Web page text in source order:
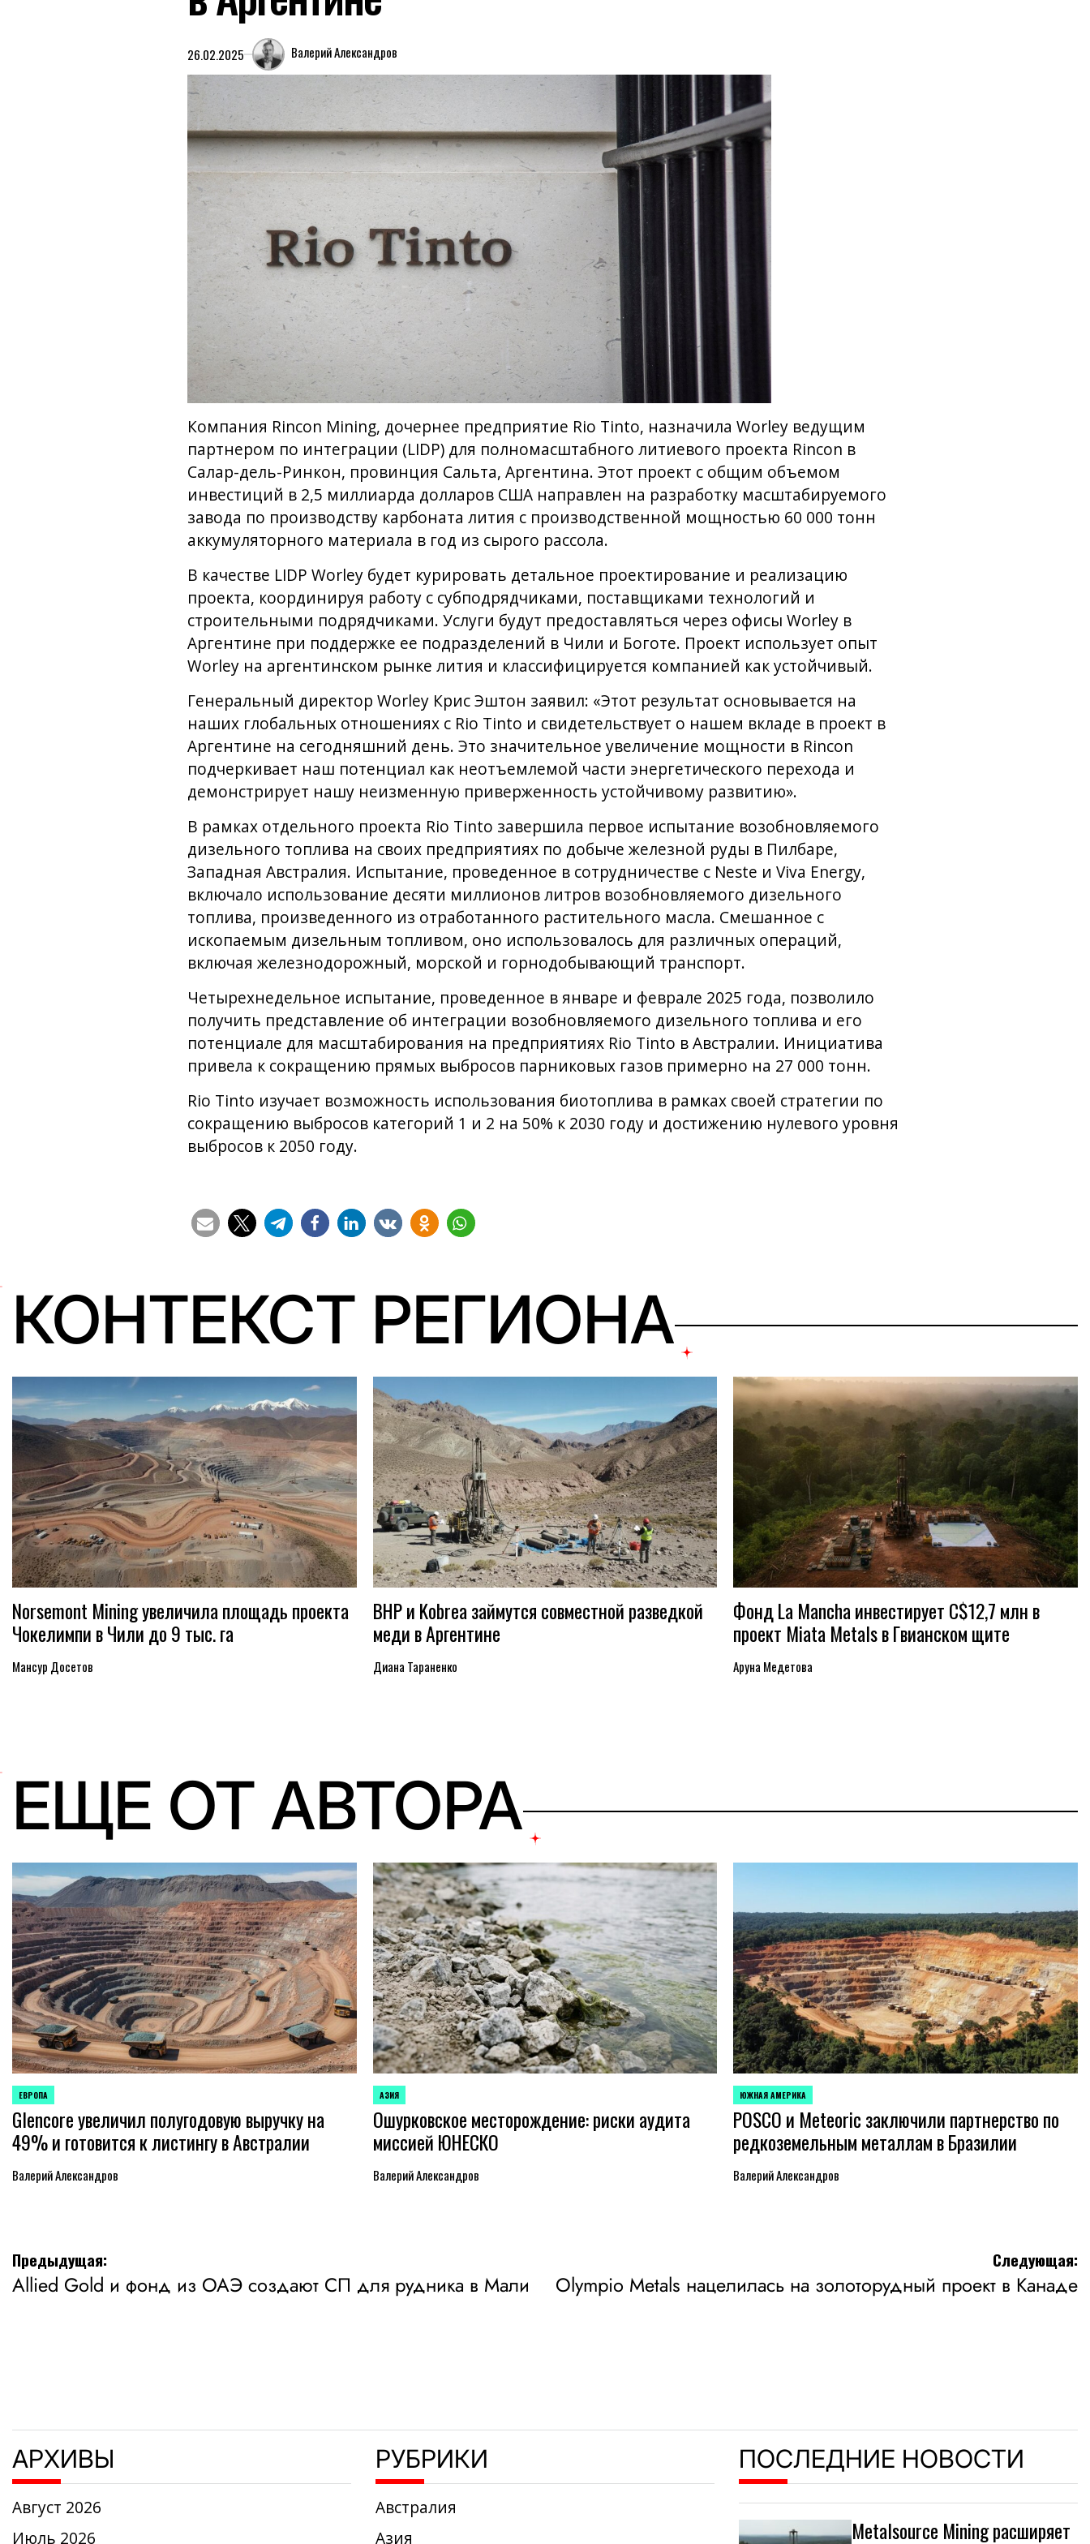
26.02.2025 Валерий Александров
Компания Rincon Mining, дочернее предприятие Rio Tinto, назначила Worley ведущим
партнером по интеграции (LIDP) для полномасштабного литиевого проекта Rincon в
Салар-дель-Ринкон, провинция Сальта, Аргентина. Этот проект с общим объемом
инвестиций в 2,5 миллиарда долларов США направлен на разработку масштабируемого
завода по производству карбоната лития с производственной мощностью 60 000 тонн
аккумуляторного материала в год из сырого рассола.
В качестве LIDP Worley будет курировать детальное проектирование и реализацию
проекта, координируя работу с субподрядчиками, поставщиками технологий и
строительными подрядчиками. Услуги будут предоставляться через офисы Worley в
Аргентине при поддержке ее подразделений в Чили и Боготе. Проект использует опыт
Worley на аргентинском рынке лития и классифицируется компанией как устойчивый.
Генеральный директор Worley Крис Эштон заявил: «Этот результат основывается на
наших глобальных отношениях с Rio Tinto и свидетельствует о нашем вкладе в проект в
Аргентине на сегодняшний день. Это значительное увеличение мощности в Rincon
подчеркивает наш потенциал как неотъемлемой части энергетического перехода и
демонстрирует нашу неизменную приверженность устойчивому развитию».
В рамках отдельного проекта Rio Tinto завершила первое испытание возобновляемого
дизельного топлива на своих предприятиях по добыче железной руды в Пилбаре,
Западная Австралия. Испытание, проведенное в сотрудничестве с Neste и Viva Energy,
включало использование десяти миллионов литров возобновляемого дизельного
топлива, произведенного из отработанного растительного масла. Смешанное с
ископаемым дизельным топливом, оно использовалось для различных операций,
включая железнодорожный, морской и горнодобывающий транспорт.
Четырехнедельное испытание, проведенное в январе и феврале 2025 года, позволило
получить представление об интеграции возобновляемого дизельного топлива и его
потенциале для масштабирования на предприятиях Rio Tinto в Австралии. Инициатива
привела к сокращению прямых выбросов парниковых газов примерно на 27 000 тонн.
Rio Tinto изучает возможность использования биотоплива в рамках своей стратегии по
сокращению выбросов категорий 1 и 2 на 50% к 2030 году и достижению нулевого уровня
выбросов к 2050 году.
КОНТЕКСТ РЕГИОНА
Norsemont Mining увеличила площадь проекта
Чокелимпи в Чили до 9 тыс. га
Мансур Досетов
BHP и Kobrea займутся совместной разведкой
меди в Аргентине
Диана Тараненко
Фонд La Mancha инвестирует C$12,7 млн в
проект Miata Metals в Гвианском щите
Аруна Медетова
ЕЩЕ ОТ АВТОРА
ОПУБЛИКОВАНО
В
ЕВРОПА
Glencore увеличил полугодовую выручку на
49% и готовится к листингу в Австралии
Валерий Александров
ОПУБЛИКОВАНО
В
АЗИЯ
Ошурковское месторождение: риски аудита
миссией ЮНЕСКО
Валерий Александров
ОПУБЛИКОВАНО
В
ЮЖНАЯ АМЕРИКА
POSCO и Meteoric заключили партнерство по
редкоземельным металлам в Бразилии
Валерий Александров
Навигация
по
Предыдущая:
Allied Gold и фонд из ОАЭ создают СП для рудника в Мали
Следующая:
Olympio Metals нацелилась на золоторудный проект в Канаде
АРХИВЫ
Август 2026
Июль 2026
РУБРИКИ
Австралия
Азия
ПОСЛЕДНИЕ НОВОСТИ
Metalsource Mining расширяет